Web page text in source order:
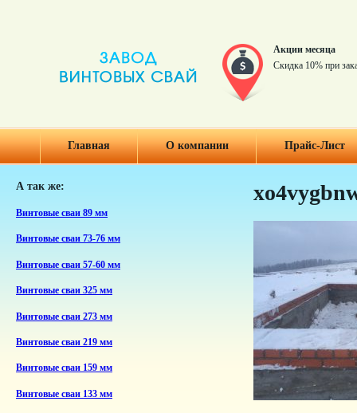
Акции месяца
Скидка 10% при
Главная О компании Прайс-Лист
А так же:
Винтовые сваи 89 мм
Винтовые сваи 73-76 мм
Винтовые сваи 57-60 мм
Винтовые сваи 325 мм
Винтовые сваи 273 мм
Винтовые сваи 219 мм
Винтовые сваи 159 мм
Винтовые сваи 133 мм